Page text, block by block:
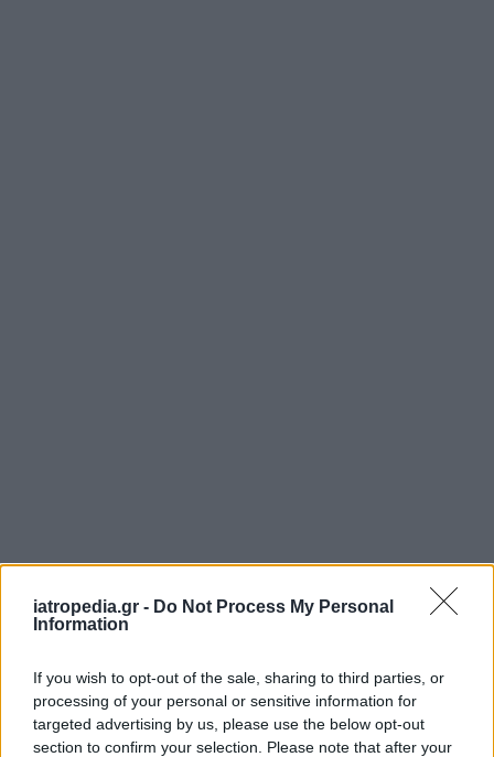
iatropedia.gr - Do Not Process My Personal
Information
If you wish to opt-out of the sale, sharing to third parties, or
processing of your personal or sensitive information for
targeted advertising by us, please use the below opt-out
section to confirm your selection. Please note that after your
ΕΦΗΜΕΡΕΥΟΝΤΑ ΝΟΣΟΚΟΜΕΙΑ